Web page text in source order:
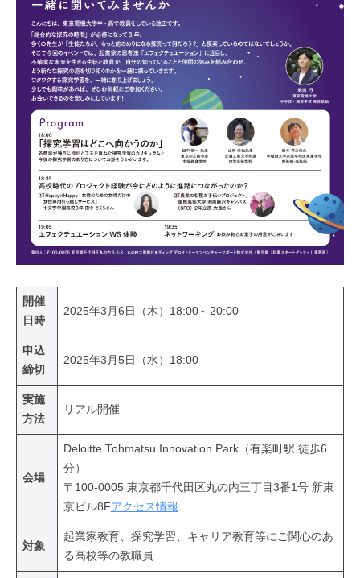
開催
日時
2025年3月6日（木）18:00～20:00
申込
締切
2025年3月5日（水）18:00
実施
方法
リアル開催
会場
Deloitte Tohmatsu Innovation Park（有楽町駅 徒歩6
分）
〒100-0005 東京都千代田区丸の内三丁目3番1号 新東
京ビル8Fアクセス情報
対象
起業家教育、探究学習、キャリア教育等にご関心のあ
る高校等の教職員